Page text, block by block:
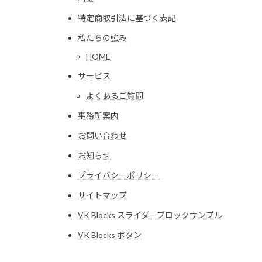
特定商取引法に基づく表記
私たちの強み
HOME
サービス
よくあるご質問
事務所案内
お問い合わせ
お知らせ
プライバシーポリシー
サイトマップ
VK Blocks スライダーブロックサンプル
VK Blocks ボタン